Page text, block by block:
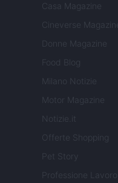
Casa Magazine
Cineverse Magazine
Donne Magazine
Food Blog
Milano Notizie
Motor Magazine
Notizie.it
Offerte Shopping
Pet Story
Professione Lavoro